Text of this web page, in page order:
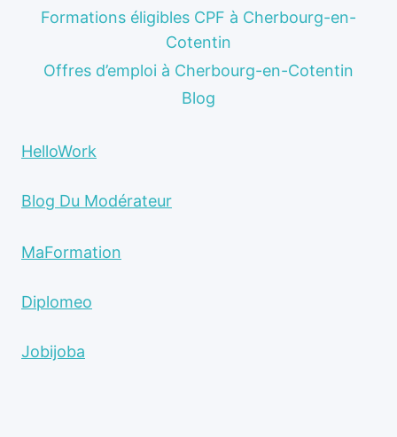
Formations éligibles CPF à Cherbourg-en-
Cotentin
Offres d’emploi à Cherbourg-en-Cotentin
Blog
HelloWork
Blog Du Modérateur
MaFormation
Diplomeo
Jobijoba